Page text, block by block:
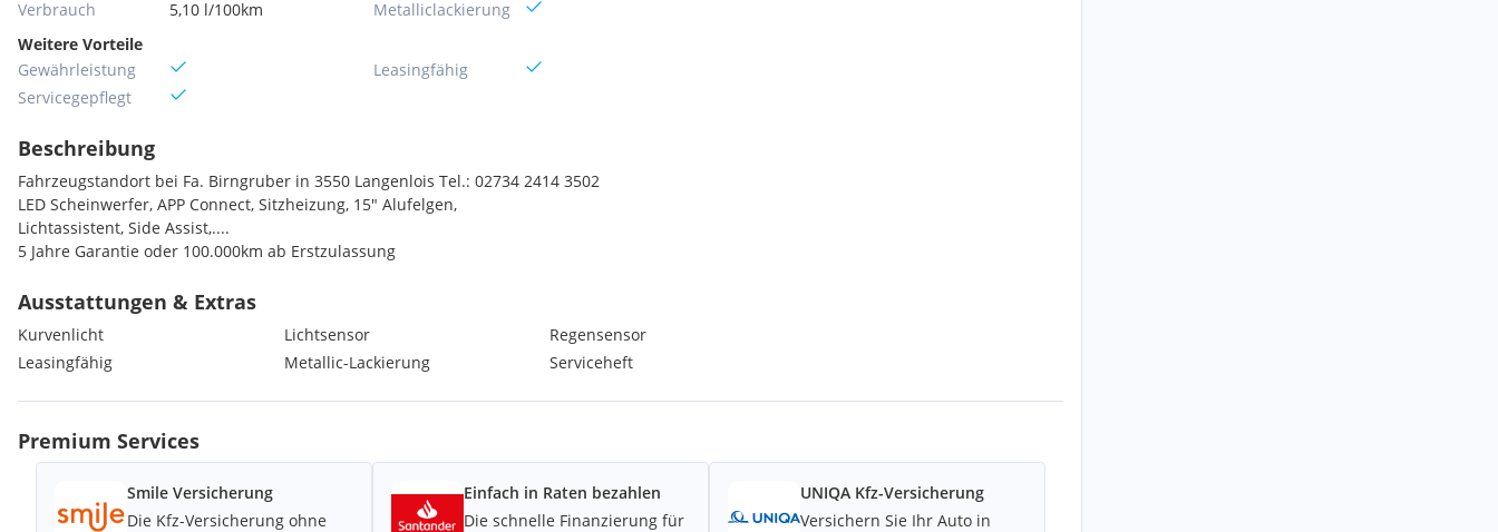
Verbrauch
5,10 l/100km
Metallic­lackierung
Weitere Vorteile
Gewährleistung
Servicegepflegt
Leasingfähig
Beschreibung
Fahrzeugstandort bei Fa. Birngruber in 3550 Langenlois Tel.: 02734 2414 3502
LED Scheinwerfer, APP Connect, Sitzheizung, 15" Alufelgen,
Lichtassistent, Side Assist,....
5 Jahre Garantie oder 100.000km ab Erstzulassung
Ausstattungen & Extras
Kurvenlicht
Leasingfähig
Lichtsensor
Metallic-Lackierung
Regensensor
Serviceheft
Premium Services
Smile Versicherung
Die Kfz-Versicherung ohne
Einfach in Raten bezahlen
Die schnelle Finanzierung für
UNIQA Kfz-Versicherung
Versichern Sie Ihr Auto in